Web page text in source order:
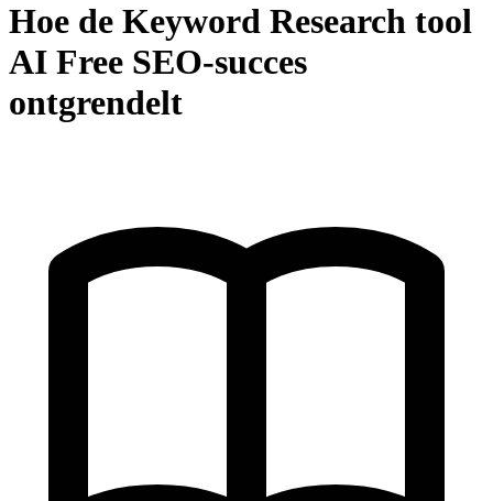
Hoe de Keyword Research tool
AI Free SEO-succes
ontgrendelt